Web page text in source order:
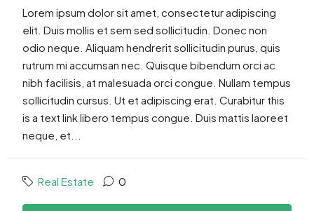
Lorem ipsum dolor sit amet, consectetur adipiscing
elit. Duis mollis et sem sed sollicitudin. Donec non
odio neque. Aliquam hendrerit sollicitudin purus, quis
rutrum mi accumsan nec. Quisque bibendum orci ac
nibh facilisis, at malesuada orci congue. Nullam tempus
sollicitudin cursus. Ut et adipiscing erat. Curabitur this
is a text link libero tempus congue. Duis mattis laoreet
neque, et...
Real Estate 0